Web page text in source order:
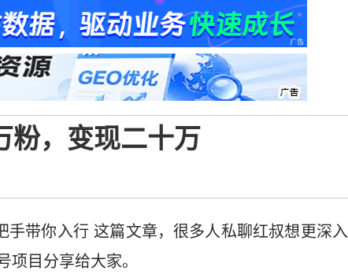
粉，变现二十万
带你入行 这篇文章，很多人私聊红叔想更深入
项目分享给大家。